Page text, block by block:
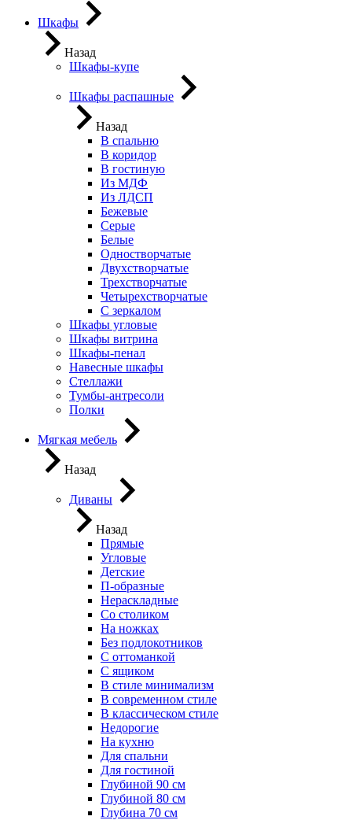
Шкафы
Назад
Шкафы-купе
Шкафы распашные
Назад
В спальню
В коридор
В гостиную
Из МДФ
Из ЛДСП
Бежевые
Серые
Белые
Одностворчатые
Двухстворчатые
Трехстворчатые
Четырехстворчатые
С зеркалом
Шкафы угловые
Шкафы витрина
Шкафы-пенал
Навесные шкафы
Стеллажи
Тумбы-антресоли
Полки
Мягкая мебель
Назад
Диваны
Назад
Прямые
Угловые
Детские
П-образные
Нераскладные
Со столиком
На ножках
Без подлокотников
С оттоманкой
С ящиком
В стиле минимализм
В современном стиле
В классическом стиле
Недорогие
На кухню
Для спальни
Для гостиной
Глубиной 90 см
Глубиной 80 см
Глубина 70 см